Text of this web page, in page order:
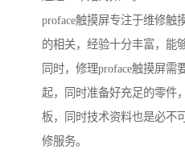
proface触摸屏专注于维修触
的相关，经验十分丰富，能
同时，修理proface触摸屏需
起，同时准备好充足的零件
板，同时技术资料也是必不
修服务。